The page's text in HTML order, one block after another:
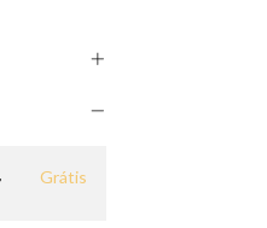
Grátis